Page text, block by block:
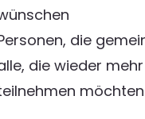
die
die wieder
möchten